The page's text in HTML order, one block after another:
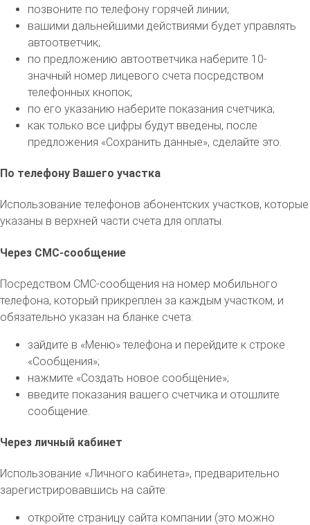
позвоните по телефону горячей линии;
вашими дальнейшими действиями будет управлять
автоответчик;
по предложению автоответчика наберите 10-
значный номер лицевого счета посредством
телефонных кнопок;
по его указанию наберите показания счетчика;
как только все цифры будут введены, после
предложения «Сохранить данные», сделайте это.
По телефону Вашего участка
Использование телефонов абонентских участков, которые
указаны в верхней части счета для оплаты.
Через СМС-сообщение
Посредством СМС-сообщения на номер мобильного
телефона, который прикреплен за каждым участком, и
обязательно указан на бланке счета:
зайдите в «Меню» телефона и перейдите к строке
«Сообщения»;
нажмите «Создать новое сообщение»;
введите показания вашего счетчика и отошлите
сообщение.
Через личный кабинет
Использование «Личного кабинета», предварительно
зарегистрировавшись на сайте:
откройте страницу сайта компании (это можно